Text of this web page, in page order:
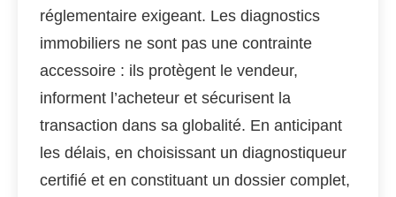
réglementaire exigeant. Les diagnostics
immobiliers ne sont pas une contrainte
accessoire : ils protègent le vendeur,
informent l’acheteur et sécurisent la
transaction dans sa globalité. En anticipant
les délais, en choisissant un diagnostiqueur
certifié et en constituant un dossier complet,